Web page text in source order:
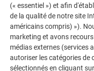
Une carrière chez PREFA
Dans notre portail de
d'emploi ouvertes chez
pour les apprentis et les
d'œil !
(« essentiel ») et afin
de la qualité de notre site
américains compris) »).
marketing et avons
médias externes (services
autoriser les catégories de
sélectionnés en cliquant